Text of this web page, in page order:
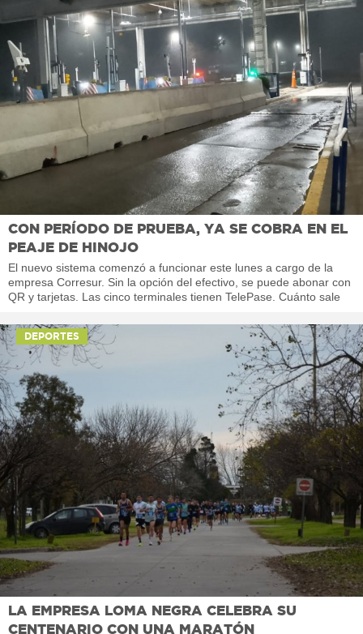
CON PERÍODO DE PRUEBA, YA SE COBRA EN EL
PEAJE DE HINOJO
El nuevo sistema comenzó a funcionar este lunes a cargo de la
empresa Corresur. Sin la opción del efectivo, se puede abonar con
QR y tarjetas. Las cinco terminales tienen TelePase. Cuánto sale
DEPORTES
LA EMPRESA LOMA NEGRA CELEBRA SU
CENTENARIO CON UNA MARATÓN